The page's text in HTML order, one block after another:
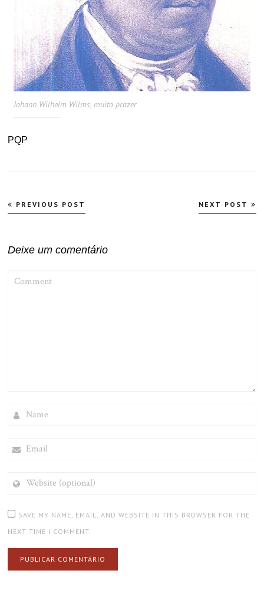
Johann Wilhelm Wilms, muito prazer
PQP
Navegação
de
PREVIOUS POST NEXT POST
Deixe um comentário
(OPTIONAL)
SAVE MY NAME, EMAIL, AND WEBSITE IN THIS BROWSER FOR THE
NEXT TIME I COMMENT.